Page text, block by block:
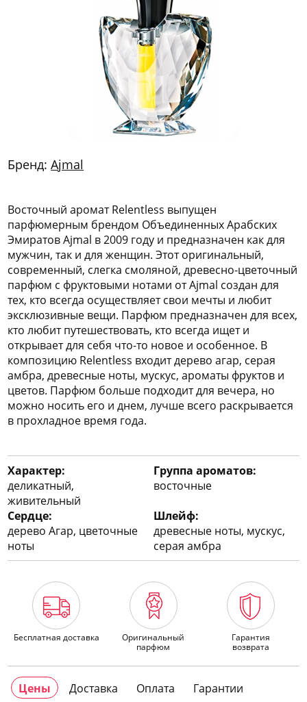
Бренд:Ajmal
Восточный аромат Relentless выпущен
парфюмерным брендом Объединенных Арабских
Эмиратов Ajmal в 2009 году и предназначен как для
мужчин, так и для женщин. Этот оригинальный,
современный, слегка смоляной, древесно-цветочный
парфюм с фруктовыми нотами от Ajmal создан для
тех, кто всегда осуществляет свои мечты и любит
эксклюзивные вещи. Парфюм предназначен для всех,
кто любит путешествовать, кто всегда ищет и
открывает для себя что-то новое и особенное. В
композицию Relentless входит дерево агар, серая
амбра, древесные ноты, мускус, ароматы фруктов и
цветов. Парфюм больше подходит для вечера, но
можно носить его и днем, лучше всего раскрывается
в прохладное время года.
Характер:
деликатный,
живительный
Группа ароматов:
восточные
Сердце:
дерево Агар, цветочные
ноты
Шлейф:
древесные ноты, мускус,
серая амбра
Бесплатная доставка
Оригинальный
парфюм
Гарантия
возврата
Цены Доставка Оплата
Гарантии